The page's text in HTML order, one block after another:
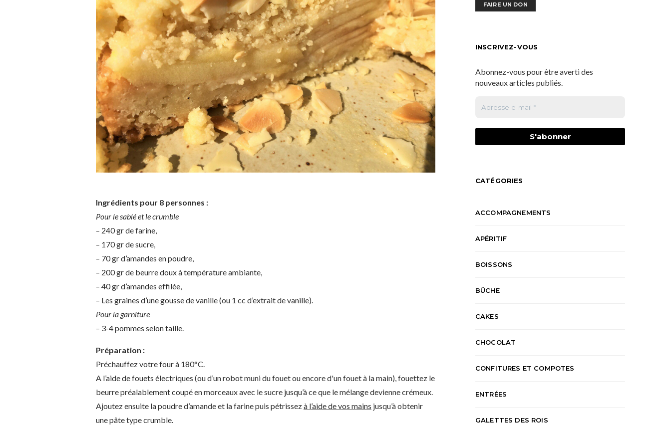
Ingrédients pour 8 personnes :
Pour le sablé et le crumble
– 240 gr de farine,
– 170 gr de sucre,
– 70 gr d’amandes en poudre,
– 200 gr de beurre doux à température ambiante,
– 40 gr d’amandes effilée,
– Les graines d’une gousse de vanille (ou 1 cc d’extrait de vanille).
Pour la garniture
– 3-4 pommes selon taille.
Préparation :
Préchauffez votre four à 180°C.
A l’aide de fouets électriques (ou d’un robot muni du fouet ou encore d'un fouet à la main), fouettez le
beurre préalablement coupé en morceaux avec le sucre jusqu’à ce que le mélange devienne crémeux.
Ajoutez ensuite la poudre d’amande et la farine puis pétrissezà l’aide de vos mains jusqu’à obtenir
une pâte type crumble.
FAIRE UN DON
INSCRIVEZ-VOUS
Abonnez-vous pour être averti des
nouveaux articles publiés.
CATÉGORIES
ACCOMPAGNEMENTS
APÉRITIF
BOISSONS
BÛCHE
CAKES
CHOCOLAT
CONFITURES ET COMPOTES
ENTRÉES
GALETTES DES ROIS